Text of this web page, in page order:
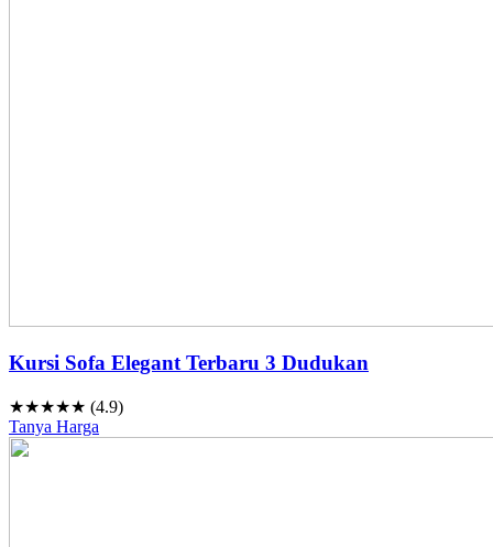
Kursi Sofa Elegant Terbaru 3 Dudukan
★★★★★ (4.9)
Tanya Harga